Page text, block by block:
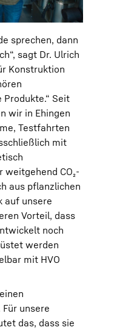
sprechen, dann
sagt Dr. Ulrich
Konstruktion
Seit
wir in Ehingen
Testfahrten
mit
CO₂-
aus pflanzlichen
auf unsere
Vorteil, dass
noch
werden
mit HVO
unsere
das, dass sie